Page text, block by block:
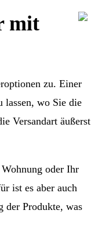
mit
zu. Einer
lassen, wo Sie die
Versandart äußerst
oder Ihr
ist es aber auch
der Produkte, was